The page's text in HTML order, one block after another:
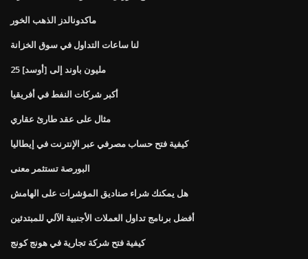
ماكدونالدز الذهب الخور
لنا ساعات التداول في سوق الخزانة
25 مليون باوند إلى [أوسد]
أكبر شركات النفط في أفريقيا
مثال على عقد طارئ عقاري
كيفية فتح حساب مصرفي عبر الإنترنت في إيطاليا
البورصة تستثمر معنى
هل يمكنك شراء صناديق المؤشرات على الهامش
أفضل برنامج تداول العملات الأجنبية الآلي للمبتدئين
كيفية فتح شركة تجارية في هونج كونج